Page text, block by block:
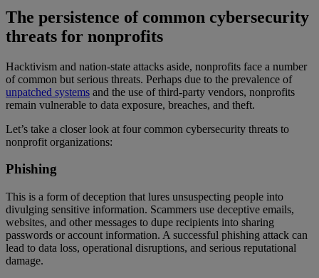
The persistence of common cybersecurity
threats for nonprofits
Hacktivism and nation-state attacks aside, nonprofits face a number
of common but serious threats. Perhaps due to the prevalence of
unpatched systems and the use of third-party vendors, nonprofits
remain vulnerable to data exposure, breaches, and theft.
Let’s take a closer look at four common cybersecurity threats to
nonprofit organizations:
Phishing
This is a form of deception that lures unsuspecting people into
divulging sensitive information. Scammers use deceptive emails,
websites, and other messages to dupe recipients into sharing
passwords or account information. A successful phishing attack can
lead to data loss, operational disruptions, and serious reputational
damage.